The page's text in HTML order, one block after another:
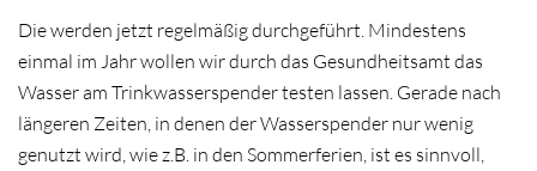
Die werden jetzt regelmäßig durchgeführt. Mindestens
einmal im Jahr wollen wir durch das Gesundheitsamt das
Wasser am Trinkwasserspender testen lassen. Gerade nach
längeren Zeiten, in denen der Wasserspender nur wenig
genutzt wird, wie z.B. in den Sommerferien, ist es sinnvoll,